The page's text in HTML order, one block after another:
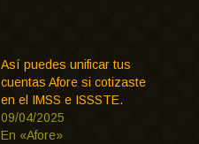
Así puedes unificar tus
cuentas Afore si cotizaste
en el IMSS e ISSSTE.
09/04/2025
En «Afore»